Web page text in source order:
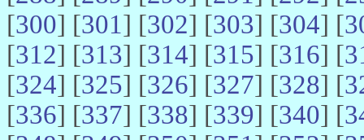
[300] [301] [302] [303] [304] [
[312] [313] [314] [315] [316] [
[324] [325] [326] [327] [328] [
[336] [337] [338] [339] [340] [